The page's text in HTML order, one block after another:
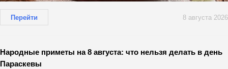
Перейти 8 августа 2026
Народные приметы на 8 августа: что нельзя делать в день
Параскевы